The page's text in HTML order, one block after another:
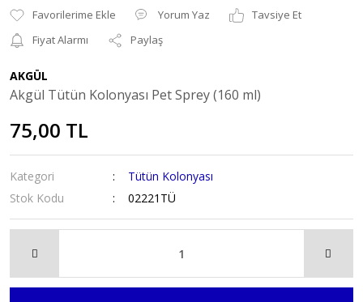
Yorum Yaz
Tavsiye Et
Fiyat Alarmı
Paylaş
AKGÜL
Akgül Tütün Kolonyası Pet Sprey (160 ml)
75,00 TL
Kategori
Tütün Kolonyası
Stok Kodu
02221TÜ